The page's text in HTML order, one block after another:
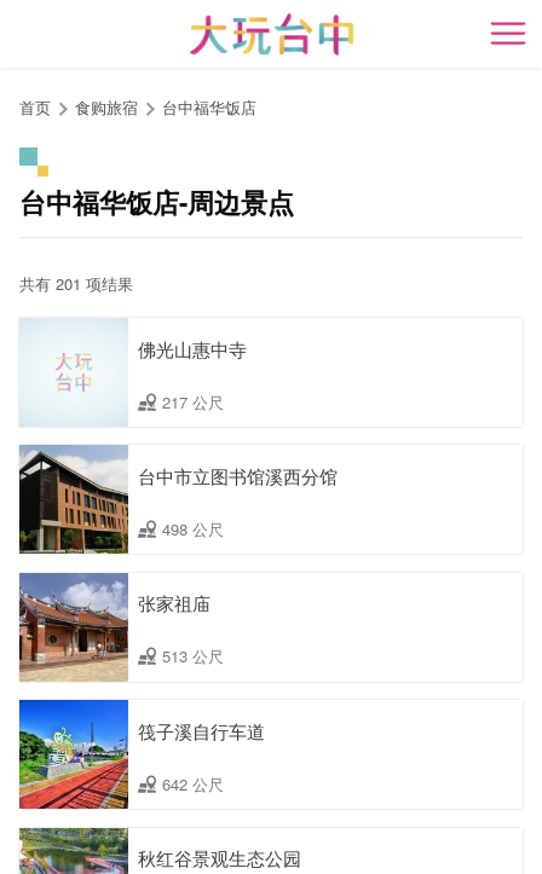
开
首页 食购旅宿 台中福华饭店
台中福华饭店-周边景点
共有 201 项结果
佛光山惠中寺
217 公尺
台中市立图书馆溪西分馆
498 公尺
张家祖庙
513 公尺
筏子溪自行车道
642 公尺
秋红谷景观生态公园